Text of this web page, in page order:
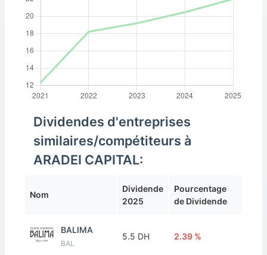
ainsi à l'avant-garde de l'industrie et fixe la barre
du succès à long terme et de la croissance future.
Aradei Capital est une entreprise qui ose rêver
grand et réaliser des choses encore plus grandes.
Dividendes d'entreprises
similaires/compétiteurs à
ARADEI CAPITAL:
Nom
Dividende
2025
Pourcentage
de Dividende
BALIMA
BAL
5.5 DH 2.39 %